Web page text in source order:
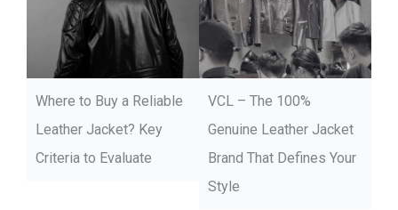
Where to Buy a Reliable
Leather Jacket? Key
Criteria to Evaluate
VCL – The 100%
Genuine Leather Jacket
Brand That Defines Your
Style